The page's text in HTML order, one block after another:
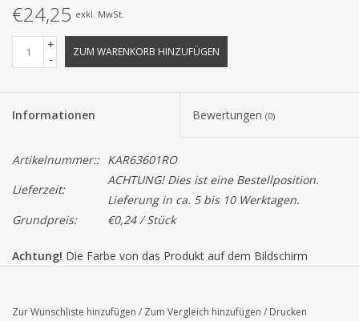
€24,25 exkl. MwSt.
+
-
ZUM WARENKORB HINZUFÜGEN
Informationen Bewertungen (0)
Artikelnummer:: KAR63601RO
Lieferzeit:
ACHTUNG! Dies ist eine Bestellposition.
Lieferung in ca. 5 bis 10 Werktagen.
Grundpreis:
€0,24 / Stück
Achtung! Die Farbe von das Produkt auf dem Bildschirm
Zur Wunschliste hinzufügen / Zum Vergleich hinzufügen / Drucken